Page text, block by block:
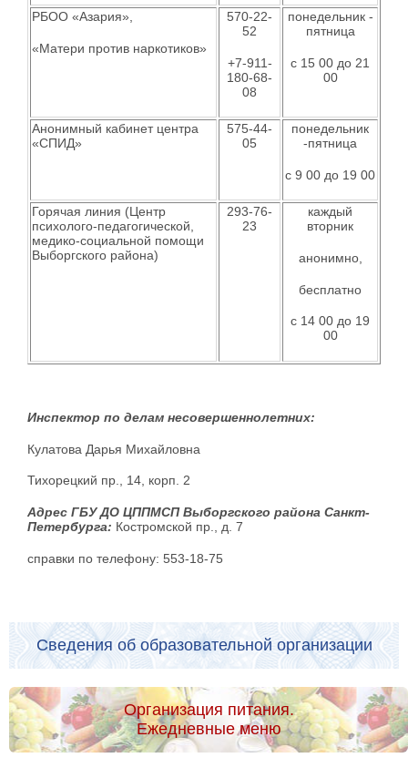
РБОО «Азария»,
«Матери против наркотиков»
570-22-
52
+7-911-
180-68-
08
понедельник -
пятница
с 15 00 до 21
00
Анонимный кабинет центра
«СПИД»
575-44-
05
понедельник
-пятница
с 9 00 до 19 00
Горячая линия (Центр
психолого-педагогической,
медико-социальной помощи
Выборгского района)
293-76-
23
каждый
вторник
анонимно,
бесплатно
с 14 00 до 19
00
Инспектор по делам несовершеннолетних:
Кулатова Дарья Михайловна
Тихорецкий пр., 14, корп. 2
Адрес ГБУ ДО ЦППМСП Выборгского района Санкт-
Петербурга: Костромской пр., д. 7
справки по телефону: 553-18-75
Сведения об образовательной организации
Организация питания.
Ежедневные меню